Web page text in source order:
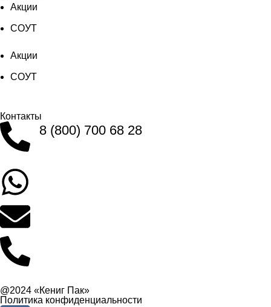
Акции
СОУТ
Акции
СОУТ
Контакты
8 (800) 700 68 28
@2024 «Кениг Пак»
Политика конфиденциальности